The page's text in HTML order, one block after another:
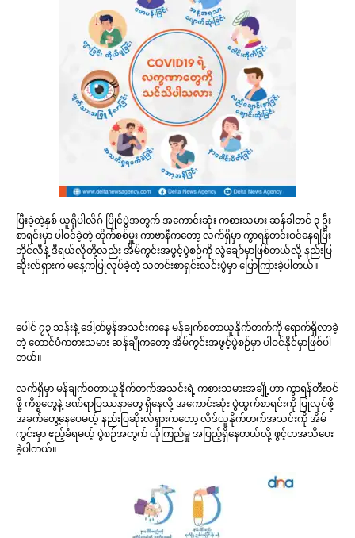
ပြီးခဲ့တဲ့နှစ် ယူရိုပါလိဂ် ပြိုင်ပွဲအတွက် အကောင်းဆုံး ကစားသမား ဆန်ခါတင် ၃ ဦး
စာရင်းမှာ ပါဝင်ခဲ့တဲ့ တိုက်စစ်မှူး ကာဗာနီကတော့ လက်ရှိမှာ ကွာရန်တင်းဝင်နေရပြီး
ဘိုင်လီနဲ့ ဒီရယ်လိုတို့လည်း အိမ်ကွင်းအဖွင့်ပွဲစဉ်ကို လွဲချော်မှာဖြစ်တယ်လို့ နည်းပြ
ဆိုးလ်ရှားက မနေ့ကပြုလုပ်ခဲ့တဲ့ သတင်းစာရှင်းလင်းပွဲမှာ ပြောကြားခဲ့ပါတယ်။
ပေါင် ၇၃ သန်းနဲ့ ဒေါ့တ်မွန်အသင်းကနေ မန်ချက်စတာယူနိုက်တက်ကို ရောက်ရှိလာခဲ့
တဲ့ တောင်ပံကစားသမား ဆန်ချိုကတော့ အိမ်ကွင်းအဖွင့်ပွဲစဉ်မှာ ပါဝင်နိုင်မှာဖြစ်ပါ
တယ်။
လက်ရှိမှာ မန်ချက်စတာယူနိုက်တက်အသင်းရဲ့ ကစားသမားအချို့ဟာ ကွာရန်တီးဝင်
ဖို့ ကိစ္စတွေနဲ့ ဒဏ်ရာပြဿနာတွေ ရှိနေလို့ အကောင်းဆုံး ပွဲထွက်စာရင်းကို ပြုလုပ်ဖို့
အခက်တွေ့နေပေမယ့် နည်းပြဆိုးလ်ရှားကတော့ လိဒ်ယူနိုက်တက်အသင်းကို အိမ်
ကွင်းမှာ ဧည့်ခံရမယ့် ပွဲစဉ်အတွက် ယုံကြည်မှု အပြည့်ရှိနေတယ်လို့ ဖွင့်ဟအသိပေး
ခဲ့ပါတယ်။